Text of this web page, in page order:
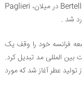
از طریق برخی از فروشگاه های عطر بزرگ مانند Bertelli در میلان، Paglieri
فرانسه خود را وقف یک
المللی مد تبدیل کرد.
تولید عطر آغاز شد که مورد